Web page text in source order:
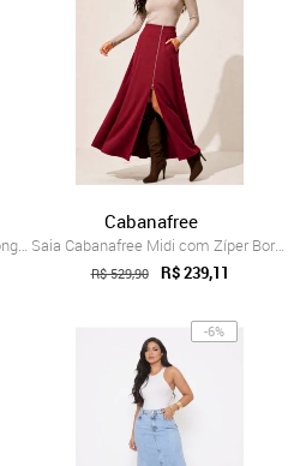
Saia Feminina Lança Perfume Longa Xadrez Bege
Cabanafree
Saia Cabanafree Midi com Zíper Bordô
R$ 529,90 R$ 239,11
-6%